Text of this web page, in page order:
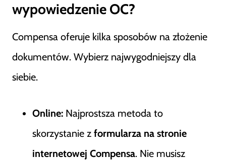
wypowiedzenie OC?
Compensa oferuje kilka sposobów na złożenie
dokumentów. Wybierz najwygodniejszy dla
siebie.
Online: Najprostsza metoda to
skorzystanie z formularza na stronie
internetowej Compensa. Nie musisz